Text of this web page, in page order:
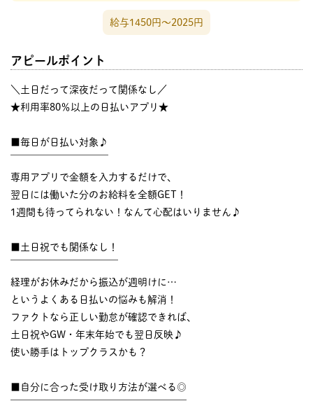
給与1450円〜2025円
アピールポイント
＼土日だって深夜だって関係なし／
★利用率80％以上の日払いアプリ★
■毎日が日払い対象♪
専用アプリで金額を入力するだけで、
翌日には働いた分のお給料を全額GET！
1週間も待ってられない！なんて心配はいりません♪
■土日祝でも関係なし！
経理がお休みだから振込が週明けに…
というよくある日払いの悩みも解消！
ファクトなら正しい勤怠が確認できれば、
土日祝やGW・年末年始でも翌日反映♪
使い勝手はトップクラスかも？
■自分に合った受け取り方法が選べる◎